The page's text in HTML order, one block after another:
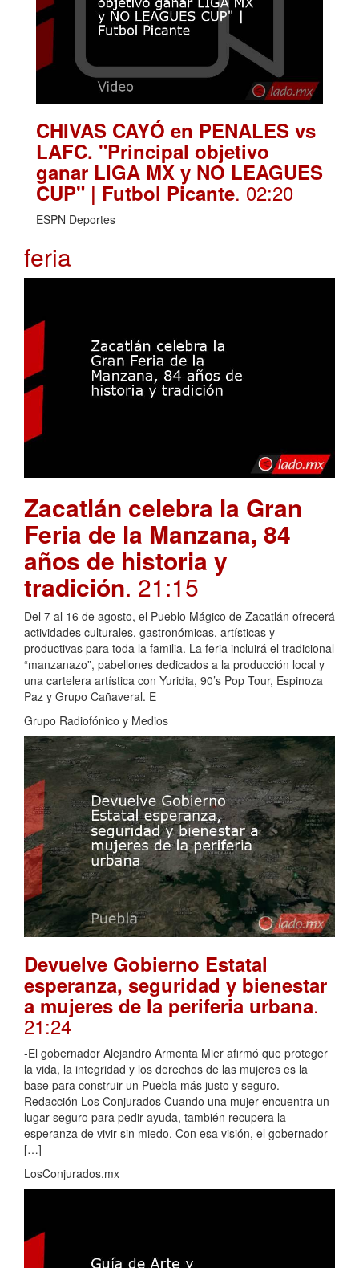
CHIVAS CAYÓ en PENALES vs
LAFC. "Principal objetivo
ganar LIGA MX y NO LEAGUES
CUP" | Futbol Picante. 02:20
ESPN Deportes
feria
Zacatlán celebra la Gran
Feria de la Manzana, 84
años de historia y
tradición. 21:15
Del 7 al 16 de agosto, el Pueblo Mágico de Zacatlán ofrecerá
actividades culturales, gastronómicas, artísticas y
productivas para toda la familia. La feria incluirá el tradicional
“manzanazo”, pabellones dedicados a la producción local y
una cartelera artística con Yuridia, 90’s Pop Tour, Espinoza
Paz y Grupo Cañaveral. E
Grupo Radiofónico y Medios
Devuelve Gobierno Estatal
esperanza, seguridad y bienestar
a mujeres de la periferia urbana.
21:24
-El gobernador Alejandro Armenta Mier afirmó que proteger
la vida, la integridad y los derechos de las mujeres es la
base para construir un Puebla más justo y seguro.
Redacción Los Conjurados Cuando una mujer encuentra un
lugar seguro para pedir ayuda, también recupera la
esperanza de vivir sin miedo. Con esa visión, el gobernador
[…]
LosConjurados.mx